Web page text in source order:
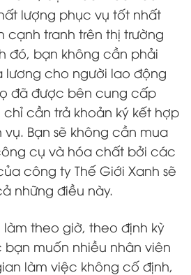
lượng phục vụ tốt nhất
cạnh tranh trên thị trường
đó, bạn không cần phải
lương cho người lao động
đã được bên cung cấp
cần trả khoản ký kết hợp
Bạn sẽ không cần mua
cụ và hóa chất bởi các
công ty Thế Giới Xanh sẽ
những điều này.
theo giờ, theo định kỳ
muốn nhiều nhân viên
làm việc không cố định,